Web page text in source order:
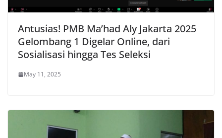
Antusias! PMB Ma’had Aly Jakarta 2025
Gelombang 1 Digelar Online, dari
Sosialisasi hingga Tes Seleksi
May 11, 2025